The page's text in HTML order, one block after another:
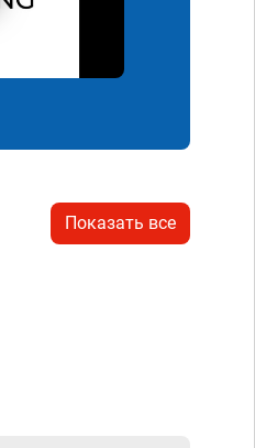
Показать все